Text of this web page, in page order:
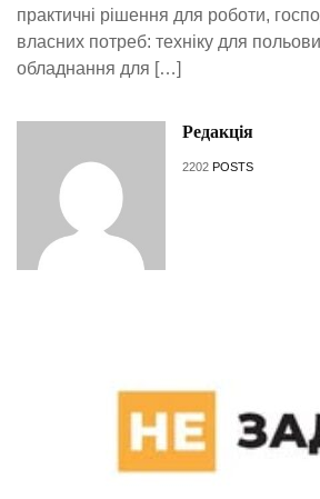
практичні рішення для роботи,
власних потреб: техніку для
обладнання для […]
Редакція
2202 POSTS